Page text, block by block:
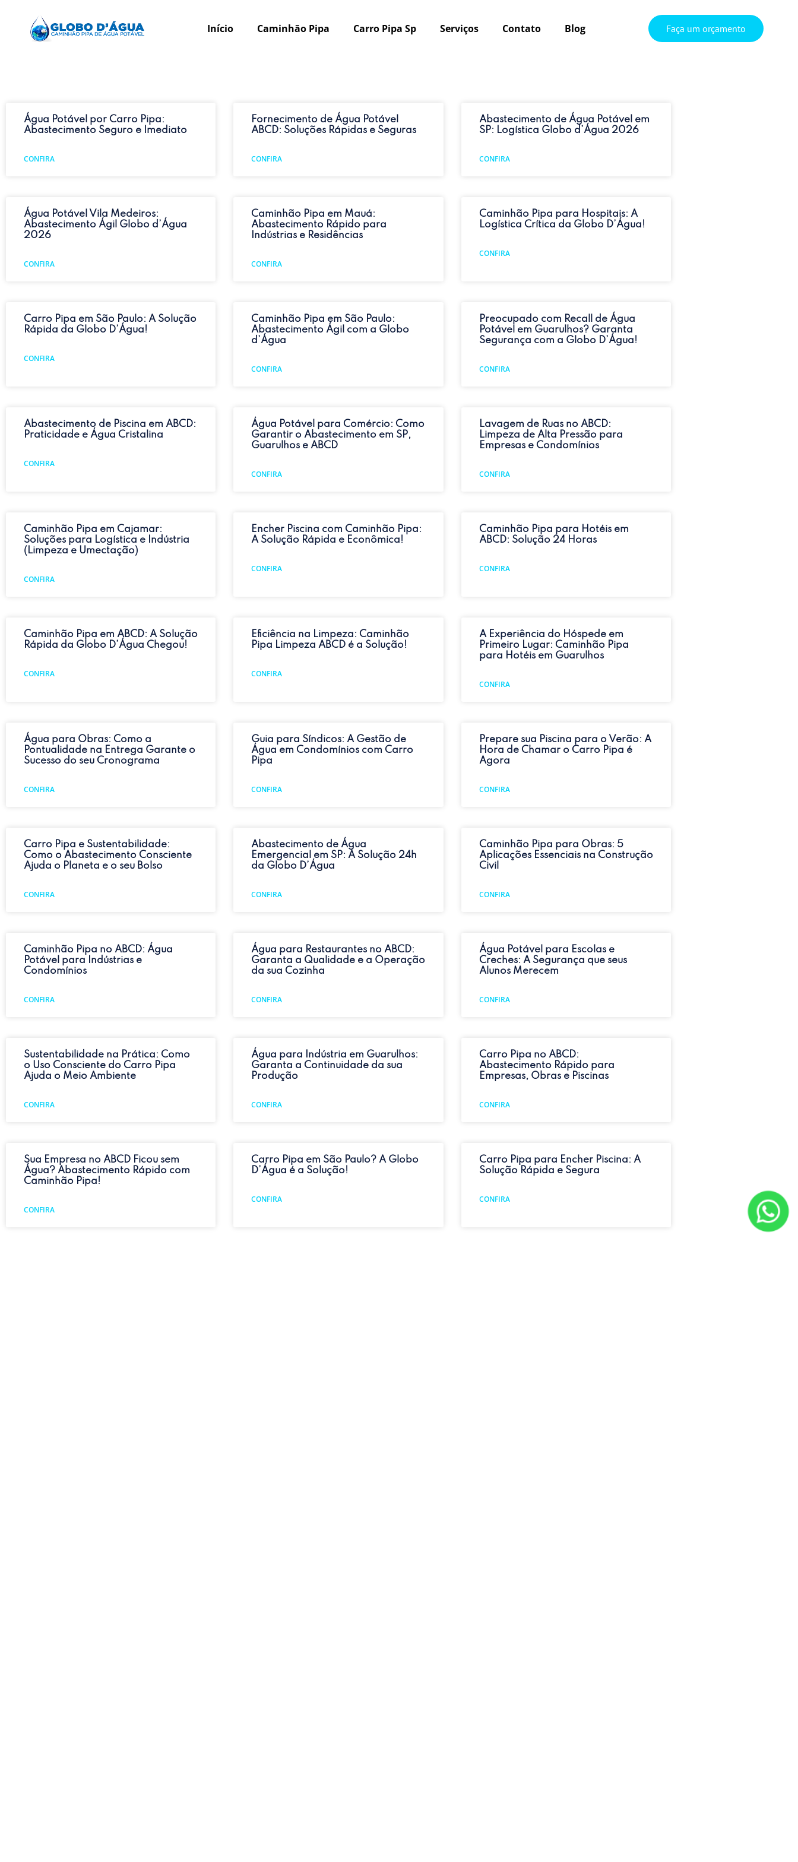
Início Caminhão Pipa Carro Pipa Sp Serviços Contato Blog Faça um orçamento
Água Potável por Carro Pipa:
Abastecimento Seguro e Imediato
CONFIRA
Fornecimento de Água Potável
ABCD: Soluções Rápidas e Seguras
CONFIRA
Abastecimento de Água Potável em
SP: Logística Globo d’Água 2026
CONFIRA
Água Potável Vila Medeiros:
Abastecimento Ágil Globo d’Água
2026
CONFIRA
Caminhão Pipa em Mauá:
Abastecimento Rápido para
Indústrias e Residências
CONFIRA
Caminhão Pipa para Hospitais: A
Logística Crítica da Globo D’Água!
CONFIRA
Carro Pipa em São Paulo: A Solução
Rápida da Globo D’Água!
CONFIRA
Caminhão Pipa em São Paulo:
Abastecimento Ágil com a Globo
d’Água
CONFIRA
Preocupado com Recall de Água
Potável em Guarulhos? Garanta
Segurança com a Globo D’Água!
CONFIRA
Abastecimento de Piscina em ABCD:
Praticidade e Água Cristalina
CONFIRA
Água Potável para Comércio: Como
Garantir o Abastecimento em SP,
Guarulhos e ABCD
CONFIRA
Lavagem de Ruas no ABCD:
Limpeza de Alta Pressão para
Empresas e Condomínios
CONFIRA
Caminhão Pipa em Cajamar:
Soluções para Logística e Indústria
(Limpeza e Umectação)
CONFIRA
Encher Piscina com Caminhão Pipa:
A Solução Rápida e Econômica!
CONFIRA
Caminhão Pipa para Hotéis em
ABCD: Solução 24 Horas
CONFIRA
Caminhão Pipa em ABCD: A Solução
Rápida da Globo D’Água Chegou!
CONFIRA
Eficiência na Limpeza: Caminhão
Pipa Limpeza ABCD é a Solução!
CONFIRA
A Experiência do Hóspede em
Primeiro Lugar: Caminhão Pipa
para Hotéis em Guarulhos
CONFIRA
Água para Obras: Como a
Pontualidade na Entrega Garante o
Sucesso do seu Cronograma
CONFIRA
Guia para Síndicos: A Gestão de
Água em Condomínios com Carro
Pipa
CONFIRA
Prepare sua Piscina para o Verão: A
Hora de Chamar o Carro Pipa é
Agora
CONFIRA
Carro Pipa e Sustentabilidade:
Como o Abastecimento Consciente
Ajuda o Planeta e o seu Bolso
CONFIRA
Abastecimento de Água
Emergencial em SP: A Solução 24h
da Globo D’Água
CONFIRA
Caminhão Pipa para Obras: 5
Aplicações Essenciais na Construção
Civil
CONFIRA
Caminhão Pipa no ABCD: Água
Potável para Indústrias e
Condomínios
CONFIRA
Água para Restaurantes no ABCD:
Garanta a Qualidade e a Operação
da sua Cozinha
CONFIRA
Água Potável para Escolas e
Creches: A Segurança que seus
Alunos Merecem
CONFIRA
Sustentabilidade na Prática: Como
o Uso Consciente do Carro Pipa
Ajuda o Meio Ambiente
CONFIRA
Água para Indústria em Guarulhos:
Garanta a Continuidade da sua
Produção
CONFIRA
Carro Pipa no ABCD:
Abastecimento Rápido para
Empresas, Obras e Piscinas
CONFIRA
Sua Empresa no ABCD Ficou sem
Água? Abastecimento Rápido com
Caminhão Pipa!
CONFIRA
Carro Pipa em São Paulo? A Globo
D’Água é a Solução!
CONFIRA
Carro Pipa para Encher Piscina: A
Solução Rápida e Segura
CONFIRA